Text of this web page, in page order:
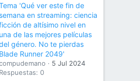
'Qué ver este fin de
semana en streaming: ciencia
de altísimo nivel en
una de las mejores películas
género. No te pierdas
Blade Runner 2049'
5 Jul 2024
Respuestas: 0